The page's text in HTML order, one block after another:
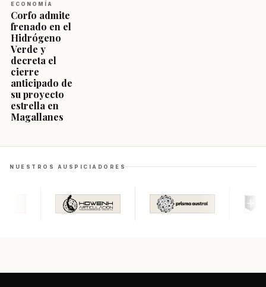
ECONOMÍA
Corfo admite
frenado en el
Hidrógeno
Verde y
decreta el
cierre
anticipado de
su proyecto
estrella en
Magallanes
NUESTROS AUSPICIADORES